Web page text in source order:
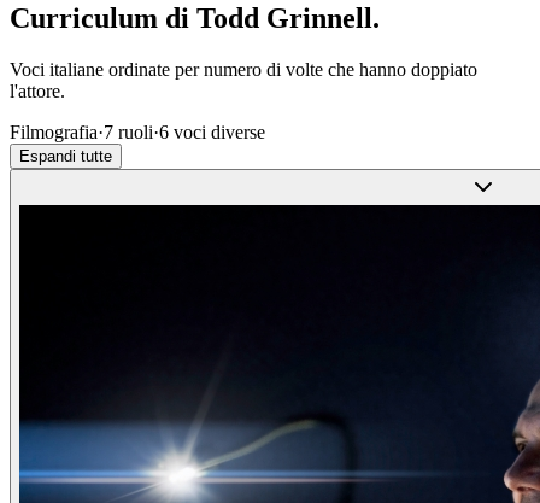
Curriculum di Todd Grinnell.
Voci italiane ordinate per numero di volte che hanno doppiato
l'attore.
Filmografia·7 ruoli·6 voci diverse
Espandi tutte